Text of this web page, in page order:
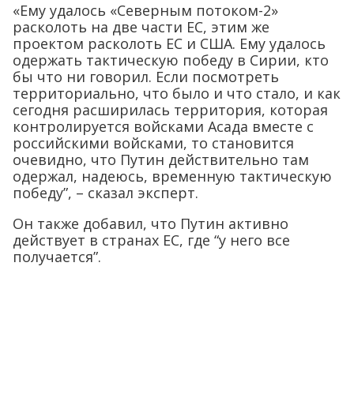
«Ему удалось «Северным потоком-2»
расколоть на две части ЕС, этим же
проектом расколоть ЕС и США. Ему удалось
одержать тактическую победу в Сирии, кто
бы что ни говорил. Если посмотреть
территориально, что было и что стало, и как
сегодня расширилась территория, которая
контролируется войсками Асада вместе с
российскими войсками, то становится
очевидно, что Путин действительно там
одержал, надеюсь, временную тактическую
победу”, – сказал эксперт.
Он также добавил, что Путин активно
действует в странах ЕС, где “у него все
получается”.